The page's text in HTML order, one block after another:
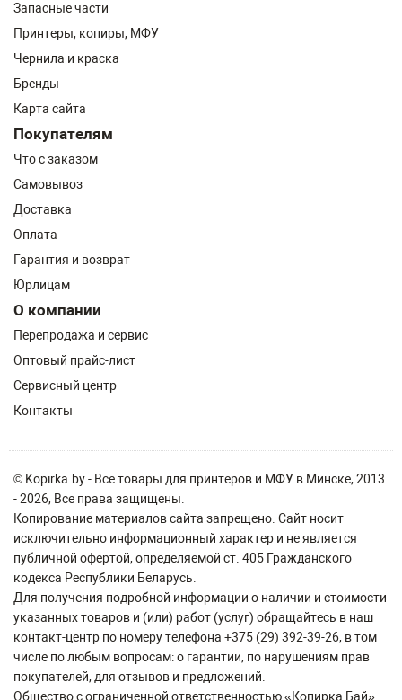
Запасные части
Принтеры, копиры, МФУ
Чернила и краска
Бренды
Карта сайта
Покупателям
Что с заказом
Самовывоз
Доставка
Оплата
Гарантия и возврат
Юрлицам
О компании
Перепродажа и сервис
Оптовый прайс-лист
Сервисный центр
Контакты
© Kopirka.by - Все товары для принтеров и МФУ в Минске, 2013
- 2026, Все права защищены.
Копирование материалов сайта запрещено. Сайт носит
исключительно информационный характер и не является
публичной офертой, определяемой ст. 405 Гражданского
кодекса Республики Беларусь.
Для получения подробной информации о наличии и стоимости
указанных товаров и (или) работ (услуг) обращайтесь в наш
контакт-центр по номеру телефона +375 (29) 392-39-26, в том
числе по любым вопросам: о гарантии, по нарушениям прав
покупателей, для отзывов и предложений.
Общество с ограниченной ответственностью «Копирка Бай»